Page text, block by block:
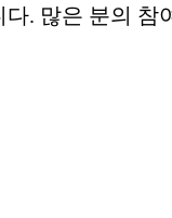
. 많은 분의 참